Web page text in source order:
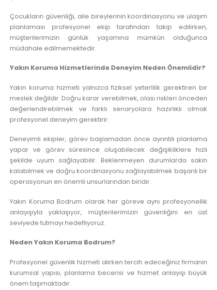
Çocukların güvenliği, aile bireylerinin koordinasyonu ve ulaşım
planlaması profesyonel ekip tarafından takip edilirken,
müşterilerimizin günlük yaşamına mümkün olduğunca
müdahale edilmemektedir.
Yakın Koruma Hizmetlerinde Deneyim Neden Önemlidir?
Yakın koruma hizmeti yalnızca fiziksel yeterlilik gerektiren bir
meslek değildir. Doğru karar verebilmek, olası riskleri önceden
değerlendirebilmek ve farklı senaryolara hazırlıklı olmak
profesyonel deneyim gerektirir.
Deneyimli ekipler, görev başlamadan önce ayrıntılı planlama
yapar ve görev süresince oluşabilecek değişikliklere hızlı
şekilde uyum sağlayabilir. Beklenmeyen durumlarda sakin
kalabilmek ve doğru koordinasyonu sağlayabilmek başarılı bir
operasyonun en önemli unsurlarından biridir.
Yakın Koruma Bodrum olarak her göreve aynı profesyonellik
anlayışıyla yaklaşıyor, müşterilerimizin güvenliğini en üst
seviyede tutmayı hedefliyoruz.
Neden Yakın Koruma Bodrum?
Profesyonel güvenlik hizmeti alırken tercih edeceğiniz firmanın
kurumsal yapısı, planlama becerisi ve hizmet anlayışı büyük
önem taşımaktadır.